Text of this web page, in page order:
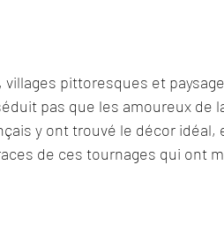
villages pittoresques et
pas que les amoureux de
y ont trouvé le décor
de ces tournages qui ont